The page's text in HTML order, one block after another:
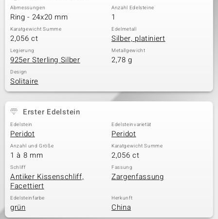
Classics
Abmessungen
Ring - 24x20 mm
Anzahl Edelsteine
1
Karatgewicht Summe
2,056 ct
Edelmetall
Silber, platiniert
Legierung
925er Sterling Silber
Metallgewicht
2,78 g
Design
Solitaire
Erster Edelstein
Edelstein
Peridot
Edelsteinvarietät
Peridot
Anzahl und Größe
1 à 8 mm
Karatgewicht Summe
2,056 ct
Schliff
Antiker Kissenschliff,
Facettiert
Fassung
Zargenfassung
Edelsteinfarbe
grün
Herkunft
China